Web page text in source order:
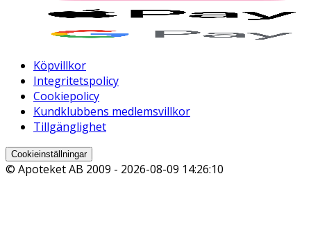
Köpvillkor
Integritetspolicy
Cookiepolicy
Kundklubbens medlemsvillkor
Tillgänglighet
Cookieinställningar
© Apoteket AB 2009 - 2026-08-09 14:26:10